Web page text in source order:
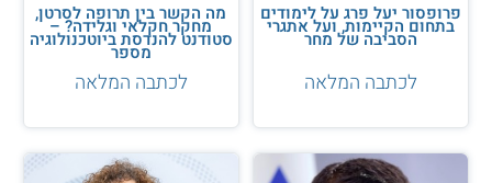
דר' משה ברנד הוא חוקר בתחום ההנדסה הרפואית, המלמד
במחלקות להנדסת מכונות באוניברסיטת אריאל ובמכללת
פרופסור יעל פרג על לימודים
בתחום הקיימות, ועל אתגרי
הסביבה של מחר
לכתבה המלאה
מה הקשר בין תרופה לסרטן,
מחקר חקלאי וגלידה? –
סטודנט להנדסת ביוטכנולוגיה
מספר
לכתבה המלאה